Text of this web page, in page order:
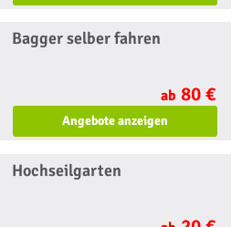
Bagger selber fahren
ab 80 €
Angebote anzeigen
Hochseilgarten